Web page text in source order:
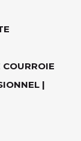
COURROIE
|